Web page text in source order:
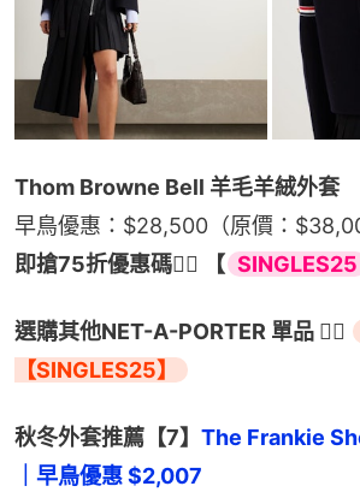
Thom Browne Bell 羊毛羊絨外套
早鳥優惠：$28,500（原價：
即搶75折優惠碼👉🏻 【 SINGLES25
選購其他NET-A-PORTER 單品 👉🏻
【SINGLES25】
秋冬外套推薦【7】 The Frankie
｜早鳥優惠 $2,007